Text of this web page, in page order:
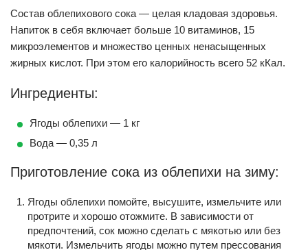
Состав облепихового сока — целая кладовая здоровья.
Напиток в себя включает больше 10 витаминов, 15
микроэлементов и множество ценных ненасыщенных
жирных кислот. При этом его калорийность всего 52 кКал.
Ингредиенты:
Ягоды облепихи — 1 кг
Вода — 0,35 л
Приготовление сока из облепихи на зиму:
Ягоды облепихи помойте, высушите, измельчите или
протрите и хорошо отожмите. В зависимости от
предпочтений, сок можно сделать с мякотью или без
мякоти. Измельчить ягоды можно путем прессования